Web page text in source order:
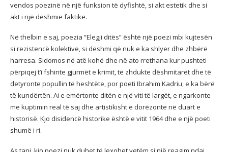
vendos poezinë në një funksion të dyfishtë, si akt estetik dhe si
akt i një dëshmie faktike.
Në thelbin e saj, poezia “Elegji ditës” është një poezi mbi kujtesën
si rezistencë kolektive, si dëshmi që nuk e ka shlyer dhe zhbërë
harresa. Sidomos në atë kohë dhe në ato rrethana kur pushteti
përpiqej t’i fshinte gjurmët e krimit, të zhdukte dëshmitarët dhe të
detyronte popullin të heshtëte, por poeti Ibrahim Kadriu, e ka bërë
të kundërtën. Ai e emërtonte ditën e një viti të largët, e ngarkonte
me kuptimin real të saj dhe artistikisht e dorëzonte në duart e
historisë. Kjo disidencë historike është e vitit 1964 dhe e një poeti
shumë i ri.